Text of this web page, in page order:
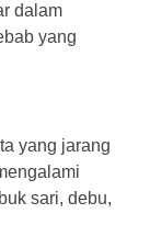
dalam
yang
yang jarang
sari, debu,